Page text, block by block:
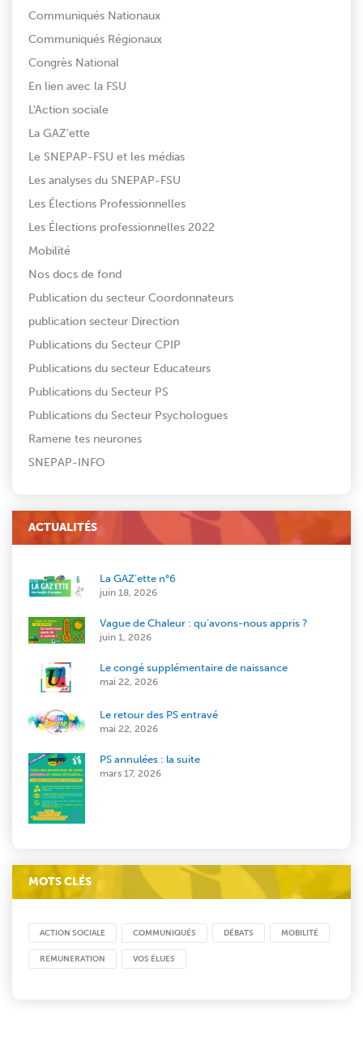
Communiqués Nationaux
Communiqués Régionaux
Congrès National
En lien avec la FSU
L'Action sociale
La GAZ'ette
Le SNEPAP-FSU et les médias
Les analyses du SNEPAP-FSU
Les Élections Professionnelles
Les Élections professionnelles 2022
Mobilité
Nos docs de fond
Publication du secteur Coordonnateurs
publication secteur Direction
Publications du Secteur CPIP
Publications du secteur Educateurs
Publications du Secteur PS
Publications du Secteur Psychologues
Ramene tes neurones
SNEPAP-INFO
ACTUALITÉS
La GAZ’ette n°6
juin 18, 2026
Vague de Chaleur : qu’avons-nous appris ?
juin 1, 2026
Le congé supplémentaire de naissance
mai 22, 2026
Le retour des PS entravé
mai 22, 2026
PS annulées : la suite
mars 17, 2026
MOTS CLÉS
ACTION SOCIALE COMMUNIQUÉS DÉBATS MOBILITÉ
REMUNERATION VOS ÉLUES